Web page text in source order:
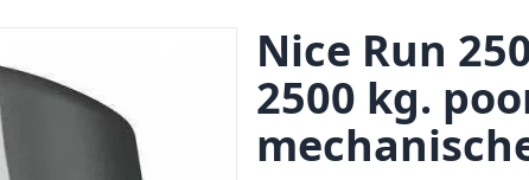
Nice Run
2500 kg.